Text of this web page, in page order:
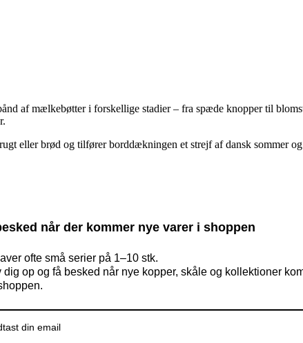
af mælkebøtter i forskellige stadier – fra spæde knopper til
eller brød og tilfører borddækningen et strejf af dansk sommer
når der kommer nye varer i shoppen
ofte små serier på 1–10 stk.
dig op og få besked når nye kopper, skåle og kollektioner